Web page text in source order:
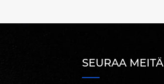
SEURAA MEITÄ